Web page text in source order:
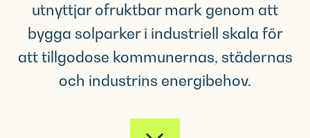
utnyttjar ofruktbar mark genom att
bygga solparker i industriell skala för
att tillgodose kommunernas, städernas
och industrins energibehov.